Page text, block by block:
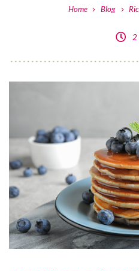
Home Blog
2